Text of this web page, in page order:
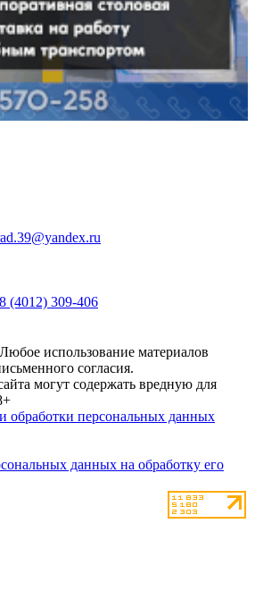
8 (4012) 309-406
использование материалов
согласия.
могут содержать вредную для
обработки персональных данных
данных на обработку его